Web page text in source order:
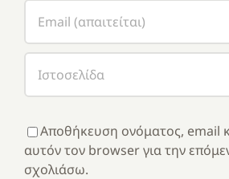
Αποθήκευση ονόματος, email
αυτόν τον browser για την
σχολιάσω.